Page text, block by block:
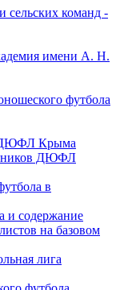
сельских команд -
имени А. Н.
футбола
ДЮФЛ Крыма
ДЮФЛ
в
и содержание
на базовом
лига